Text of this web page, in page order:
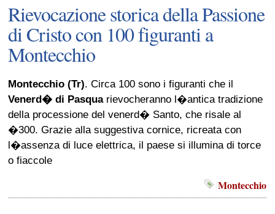
Rievocazione storica della Passione
di Cristo con 100 figuranti a
Montecchio
Montecchio (Tr). Circa 100 sono i figuranti che il
Venerd� di Pasquarievocheranno l�antica tradizione
della processione del venerd� Santo, che risale al
�300. Grazie alla suggestiva cornice, ricreata con
l�assenza di luce elettrica, il paese si illumina di torce
o fiaccole
Montecchio